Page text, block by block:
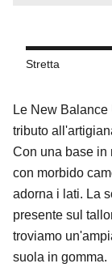
Stretta
Le New Balance
tributo
Con una base in
con morbido
adorna i lati. La
presente sul
troviamo
suola in gomma.